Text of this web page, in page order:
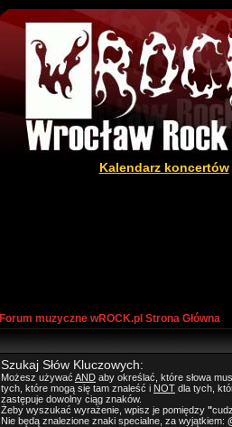
Kalendarz koncertów
Forum muzyczne wROCK.pl Strona Główna
Szukaj Słów Kluczowych:
Możesz używać AND aby określać, które słowa
tych, które mogą się tam znaleść i NOT dla tych,
zastępuje dowolny ciąg znaków.
Żeby wyszukać wyrażenie, wpisz je pomiędzy "
Nie będą znalezione znaki specialne, za wyjątkiem: